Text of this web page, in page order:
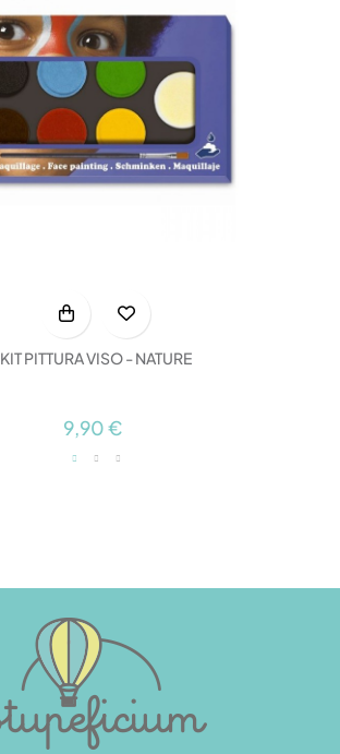
KIT PITTURA VISO - NATURE
9,90 €